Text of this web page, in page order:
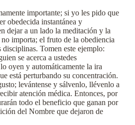
importante; si yo les pido que
obedecida instantánea y
dejar a un lado la meditación y la
importa; el fruto de la obediencia
disciplinas. Tomen este ejemplo:
se acerca a ustedes
oyen y automáticamente la ira
está perturbando su concentración.
levántense y sálvenlo, llévenlo a
atención médica. Entonces, por
todo el beneficio que ganan por
del Nombre que dejaron de